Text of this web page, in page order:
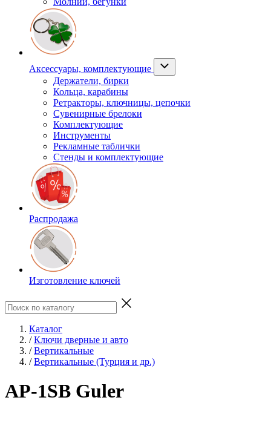
Аксессуары, комплектующие
Держатели, бирки
Кольца, карабины
Ретракторы, ключницы, цепочки
Сувенирные брелоки
Комплектующие
Инструменты
Рекламные таблички
Стенды и комплектующие
Распродажа
Изготовление ключей
Каталог
/ Ключи дверные и авто
/ Вертикальные
/ Вертикальные (Турция и др.)
AP-1SB Guler